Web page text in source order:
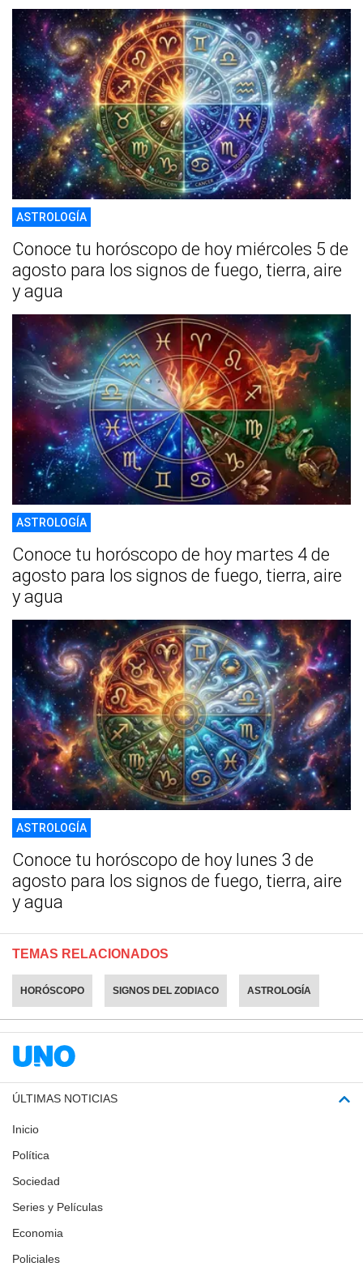
ASTROLOGÍA
Conoce tu horóscopo de hoy miércoles 5 de
agosto para los signos de fuego, tierra, aire
y agua
ASTROLOGÍA
Conoce tu horóscopo de hoy martes 4 de
agosto para los signos de fuego, tierra, aire
y agua
ASTROLOGÍA
Conoce tu horóscopo de hoy lunes 3 de
agosto para los signos de fuego, tierra, aire
y agua
TEMAS RELACIONADOS
HORÓSCOPO SIGNOS DEL ZODIACO ASTROLOGÍA
ÚLTIMAS NOTICIAS
Inicio
Política
Sociedad
Series y Películas
Economia
Policiales